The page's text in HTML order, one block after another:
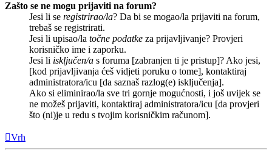
Zašto se ne mogu prijaviti na forum?
Jesi li se registrirao/la? Da bi se mogao/la prijaviti na forum,
trebaš se registrirati.
Jesi li upisao/la točne podatke za prijavljivanje? Provjeri
korisničko ime i zaporku.
Jesi li isključen/a s foruma [zabranjen ti je pristup]? Ako jesi,
[kod prijavljivanja ćeš vidjeti poruku o tome], kontaktiraj
administratora/icu [da saznaš razlog(e) isključenja].
Ako si eliminirao/la sve tri gornje mogućnosti, i još uvijek se
ne možeš prijaviti, kontaktiraj administratora/icu [da provjeri
što (ni)je u redu s tvojim korisničkim računom].
Vrh